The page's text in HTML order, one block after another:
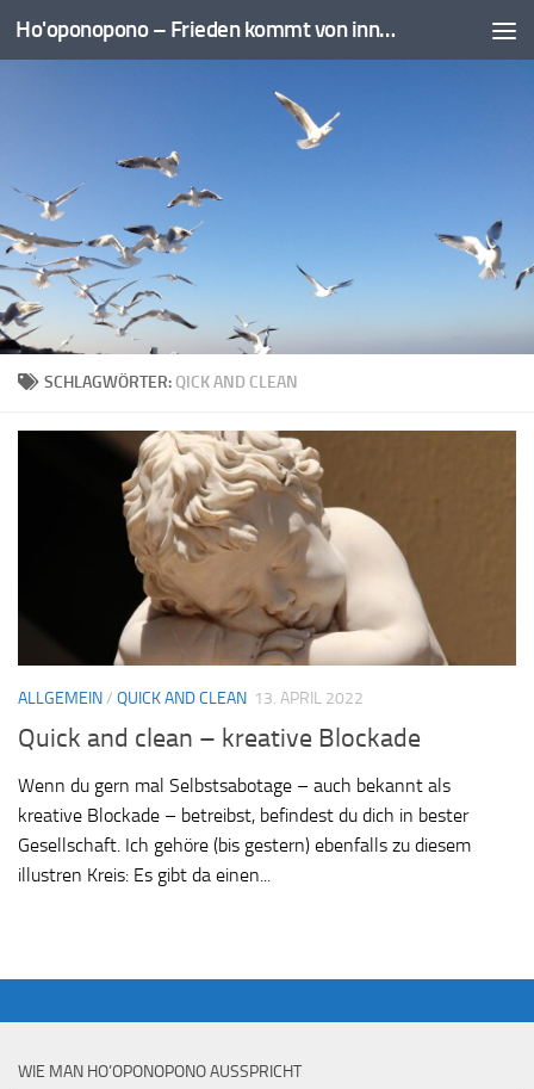
Zum Inhalt springen Ho'oponopono – Frieden kommt von innen
SCHLAGWÖRTER:QICK AND CLEAN
ALLGEMEIN/ QUICK AND CLEAN 13. APRIL 2022
Quick and clean – kreative Blockade
Wenn du gern mal Selbstsabotage – auch bekannt als
kreative Blockade – betreibst, befindest du dich in bester
Gesellschaft. Ich gehöre (bis gestern) ebenfalls zu diesem
illustren Kreis: Es gibt da einen...
WIE MAN HO’OPONOPONO AUSSPRICHT